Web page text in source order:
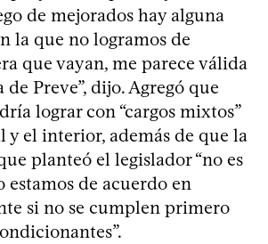
de mejorados hay alguna
la que no logramos de
que vayan, me parece válida
Preve”, dijo. Agregó que
lograr con “cargos mixtos”
y el interior, además de que la
planteó el legislador “no es
estamos de acuerdo en
si no se cumplen primero